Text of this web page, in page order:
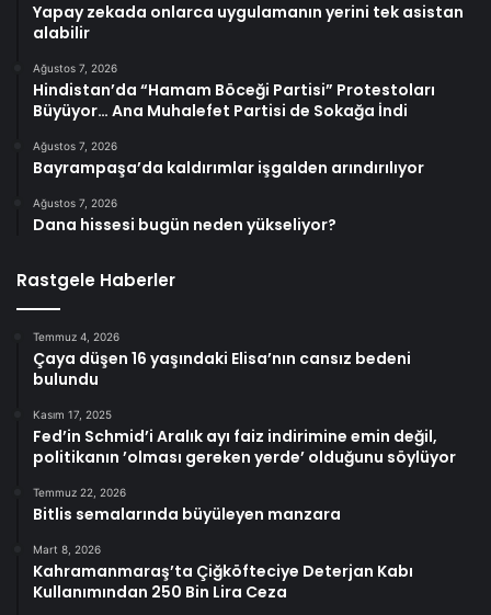
Yapay zekada onlarca uygulamanın yerini tek asistan
alabilir
Ağustos 7, 2026
Hindistan’da “Hamam Böceği Partisi” Protestoları
Büyüyor… Ana Muhalefet Partisi de Sokağa İndi
Ağustos 7, 2026
Bayrampaşa’da kaldırımlar işgalden arındırılıyor
Ağustos 7, 2026
Dana hissesi bugün neden yükseliyor?
Rastgele Haberler
Temmuz 4, 2026
Çaya düşen 16 yaşındaki Elisa’nın cansız bedeni
bulundu
Kasım 17, 2025
Fed’in Schmid’i Aralık ayı faiz indirimine emin değil,
politikanın ’olması gereken yerde’ olduğunu söylüyor
Temmuz 22, 2026
Bitlis semalarında büyüleyen manzara
Mart 8, 2026
Kahramanmaraş’ta Çiğköfteciye Deterjan Kabı
Kullanımından 250 Bin Lira Ceza